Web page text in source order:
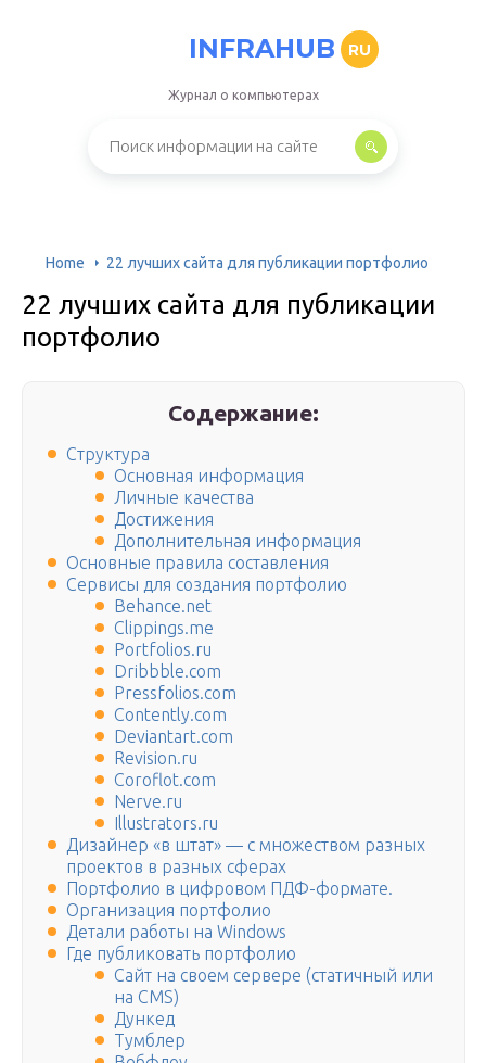
INFRAHUB RU
Журнал о компьютерах
Home 22 лучших сайта для публикации портфолио
22 лучших сайта для публикации
портфолио
Содержание:
Структура
Основная информация
Личные качества
Достижения
Дополнительная информация
Основные правила составления
Сервисы для создания портфолио
Behance.net
Clippings.me
Portfolios.ru
Dribbble.com
Pressfolios.com
Contently.com
Deviantart.com
Revision.ru
Coroflot.com
Nerve.ru
Illustrators.ru
Дизайнер «в штат» — с множеством разных
проектов в разных сферах
Портфолио в цифровом ПДФ-формате.
Организация портфолио
Детали работы на Windows
Где публиковать портфолио
Сайт на своем сервере (статичный или
на CMS)
Дункед
Тумблер